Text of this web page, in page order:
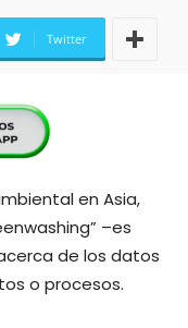
Twitter
en Asia,
–es
de los datos
o procesos.